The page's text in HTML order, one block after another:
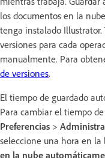
los documentos en la
tenga instalado
versiones para cada
manualmente. Para
de versiones.
El tiempo de guardado
Para cambiar el tiempo
Preferencias >
seleccione una hora en la
en la nube